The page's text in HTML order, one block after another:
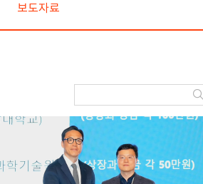
보도자료